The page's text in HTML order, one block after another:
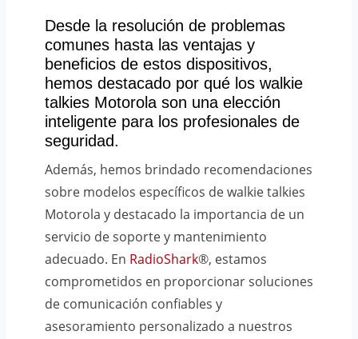
Desde la resolución de problemas
comunes hasta las ventajas y
beneficios de estos dispositivos,
hemos destacado por qué los walkie
talkies Motorola son una elección
inteligente para los profesionales de
seguridad.
Además, hemos brindado recomendaciones
sobre modelos específicos de walkie talkies
Motorola y destacado la importancia de un
servicio de soporte y mantenimiento
adecuado. En RadioShark®, estamos
comprometidos en proporcionar soluciones
de comunicación confiables y
asesoramiento personalizado a nuestros